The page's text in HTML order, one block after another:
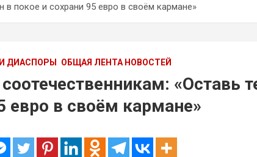
в покое и сохрани 95 евро в своём кармане»
ДИАСПОРЫ ОБЩАЯ ЛЕНТА НОВОСТЕЙ
«Оставь
евро в своём кармане»